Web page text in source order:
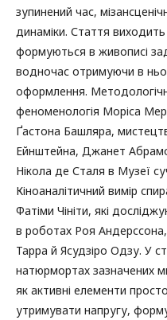
зупинений час,
динаміки. Стаття
формуються в живописі
водночас отримуючи в
оформлення.
феноменологія Моріса
Ґастона Башляра,
Ейнштейна, Джанет
Нікола де Сталя в Музеї
Кіноаналітичний вимір
Фатіми Чініти, які
в роботах Роя
Тарра й Ясудзіро Одзу. У
натюрмортах зазначених
як активні елементи
утримувати напругу,